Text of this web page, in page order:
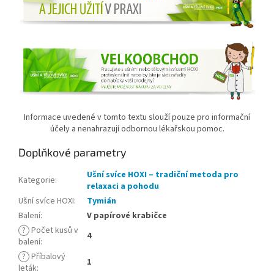
Informace uvedené v tomto textu slouží pouze pro informační
účely a nenahrazují odbornou lékařskou pomoc.
Doplňkové parametry
Kategorie:
Ušní svíce HOXI – tradiční metoda pro
relaxaci a pohodu
Ušní svíce HOXI:
Tymián
Balení:
V papírové krabičce
? Počet kusů v
balení:
4
? Příbalový
leták:
1